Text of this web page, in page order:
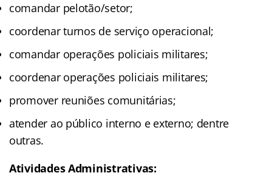
comandar pelotão/setor;
coordenar turnos de serviço operacional;
comandar operações policiais militares;
coordenar operações policiais militares;
promover reuniões comunitárias;
atender ao público interno e externo; dentre
outras.
Atividades Administrativas: